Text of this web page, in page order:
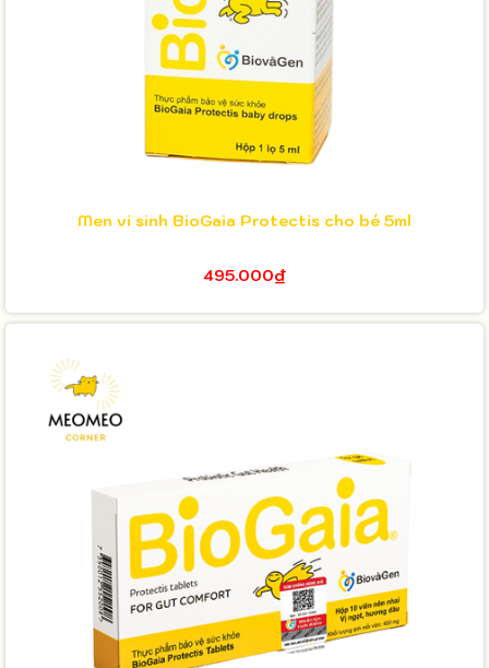
Men vi sinh BioGaia Protectis cho bé 5ml
495.000₫